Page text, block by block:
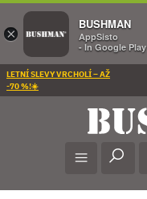
LETNÍ SLEVY VRCHOLÍ – AŽ
-70 %!☀️
×
BUSHMAN
AppSisto
- In Google Play